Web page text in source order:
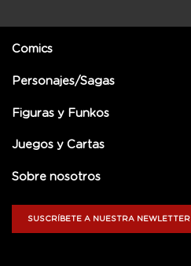
Comics
Personajes/Sagas
Figuras y Funkos
Juegos y Cartas
Sobre nosotros
SUSCRÍBETE A NUESTRA NEWLETTER